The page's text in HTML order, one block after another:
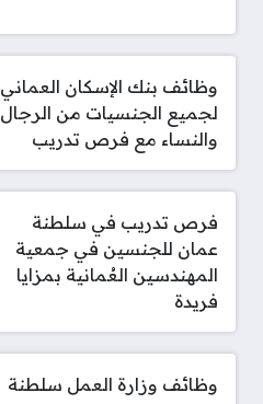
وظائف بنك الإسكان العماني
لجميع الجنسيات من الرجال
والنساء مع فرص تدريب
فرص تدريب في سلطنة
عمان للجنسين في جمعية
المهندسين العُمانية بمزايا
فريدة
وظائف وزارة العمل سلطنة